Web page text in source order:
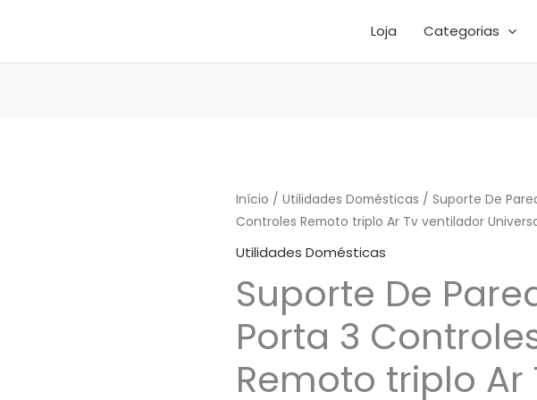
Loja Categorias
Início / Utilidades Domésticas / Suporte De
Controles Remoto triplo Ar Tv ventilador
Utilidades Domésticas
Suporte De
Porta 3
Remoto triplo Ar